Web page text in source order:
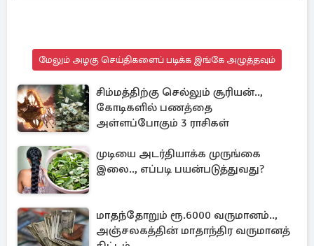
மேலும் அழகு செய்திகளைப் படிக்க இங்கே அழுத்தவும்
சிம்மத்திற்கு செல்லும் சூரியன்..,
கோடிகளில் பணத்தை
அள்ளப்போகும் 3 ராசிகள்
முடியை அடர்தியாக்க முருங்கை
இலை.., எப்படி பயன்படுத்துவது?
மாதந்தோறும் ரூ.6000 வருமானம்..,
அஞ்சலகத்தின் மாதாந்திர வருமானத்